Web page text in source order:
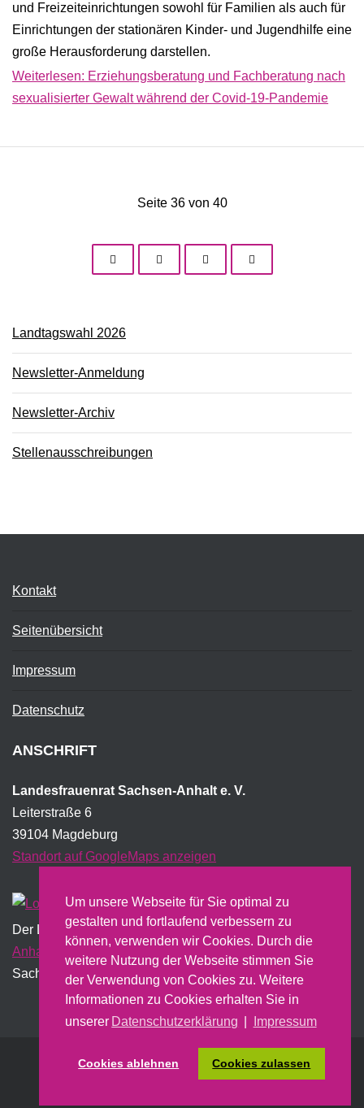
Um unsere Webseite für Sie optimal zu
gestalten und fortlaufend verbessern zu
können, verwenden wir Cookies. Durch die
weitere Nutzung der Webseite stimmen Sie
der Verwendung von Cookies zu. Weitere
Informationen zu Cookies erhalten Sie in
unserer Datenschutzerklärung Impressum
Cookies ablehnen Cookies zulassen
und Freizeiteinrichtungen sowohl für Familien als auch für
Einrichtungen der stationären Kinder- und Jugendhilfe eine
große Herausforderung darstellen.
Weiterlesen: Erziehungsberatung und Fachberatung nach
sexualisierter Gewalt während der Covid-19-Pandemie
Seite 36 von 40
Landtagswahl 2026
Newsletter-Anmeldung
Newsletter-Archiv
Stellenausschreibungen
Kontakt
Seitenübersicht
Impressum
Datenschutz
ANSCHRIFT
Landesfrauenrat Sachsen-Anhalt e. V.
Leiterstraße 6
39104 Magdeburg
Standort auf GoogleMaps anzeigen
Der Landesfrauenrat wird institutionell vom Land
Anhalt
gefördert und erstellt dazu u.a. einen jährlichen
Sachbericht.
Nach oben